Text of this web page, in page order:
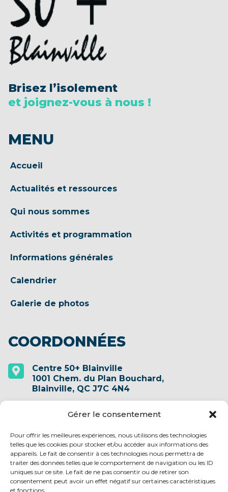
Gérer le consentement
Pour offrir les meilleures expériences, nous utilisons des technologies
telles que les cookies pour stocker et/ou accéder aux informations des
appareils. Le fait de consentir à ces technologies nous permettra de
traiter des données telles que le comportement de navigation ou les ID
uniques sur ce site. Le fait de ne pas consentir ou de retirer son
consentement peut avoir un effet négatif sur certaines caractéristiques
et fonctions.
Brisez l’isolement
et joignez-vous à nous !
MENU
Accueil
Actualités et ressources
Qui nous sommes
Activités et programmation
Informations générales
Calendrier
Galerie de photos
COORDONNÉES

Centre 50+ Blainville
1001 Chem. du Plan Bouchard,
Blainville, QC J7C 4N4
(450) 435-1708
 info@centre50plusblainville.qc.ca
SUIVEZ-NOUS SUR